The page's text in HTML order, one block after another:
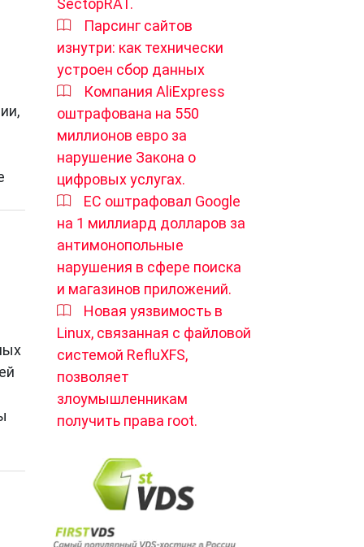
SectopRAT.
Парсинг сайтов
изнутри: как технически
устроен сбор данных
Компания AliExpress
оштрафована на 550
миллионов евро за
нарушение Закона о
цифровых услугах.
ЕС оштрафовал Google
на 1 миллиард долларов за
антимонопольные
нарушения в сфере поиска
и магазинов приложений.
Новая уязвимость в
Linux, связанная с файловой
системой RefluXFS,
позволяет
злоумышленникам
получить права root.